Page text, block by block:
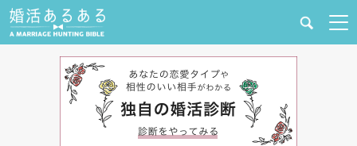
婚活と結婚